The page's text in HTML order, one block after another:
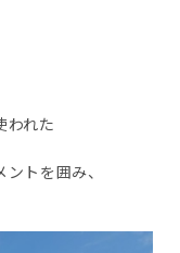
われた
トを囲み、